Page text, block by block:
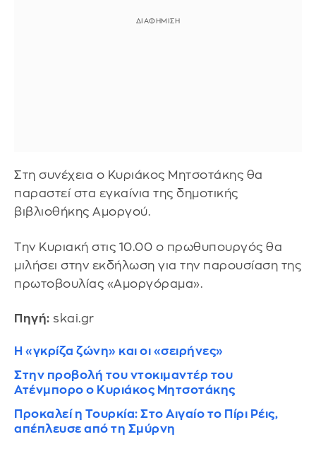
Στη συνέχεια ο Κυριάκος Μητσοτάκης θα
παραστεί στα εγκαίνια της δημοτικής
βιβλιοθήκης Αμοργού.
Την Κυριακή στις 10.00 ο πρωθυπουργός θα
μιλήσει στην εκδήλωση για την παρουσίαση της
πρωτοβουλίας «Αμοργόραμα».
Πηγή: skai.gr
Η «γκρίζα ζώνη» και οι «σειρήνες»
Στην προβολή του ντοκιμαντέρ του
Ατένμπορο ο Κυριάκος Μητσοτάκης
Προκαλεί η Τουρκία: Στο Αιγαίο το Πίρι Ρέις,
απέπλευσε από τη Σμύρνη